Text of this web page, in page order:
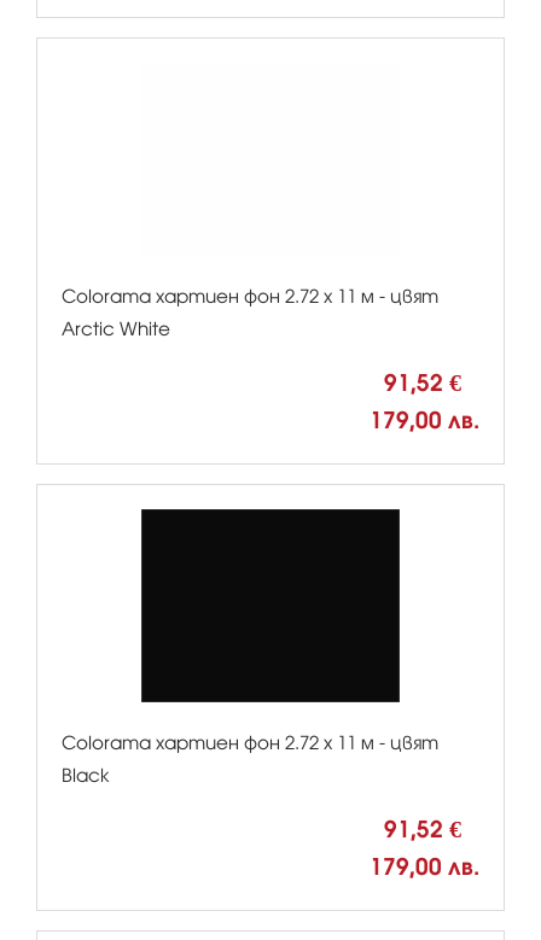
Colorama хартиен фон 2.72 x 11 м - цвят
Arctic White
91,52 €
179,00 лв.
Colorama хартиен фон 2.72 x 11 м - цвят
Black
91,52 €
179,00 лв.